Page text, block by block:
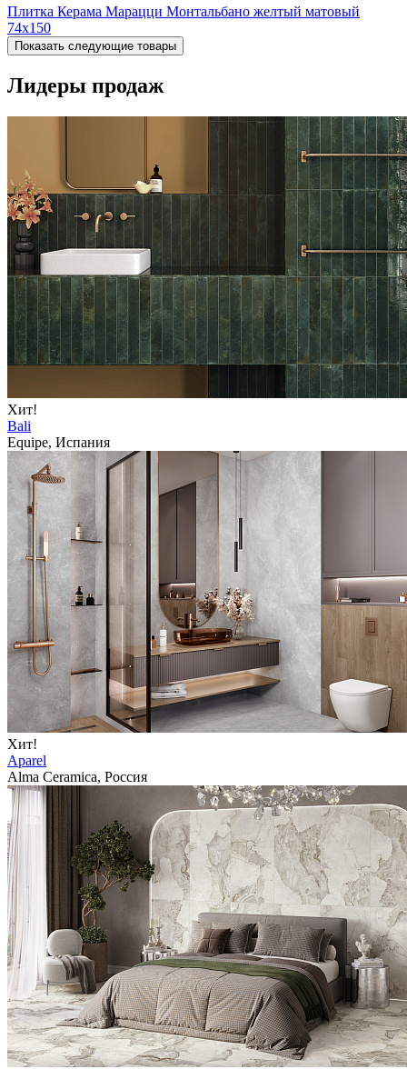
Плитка Керама Марацци Монтальбано желтый матовый
74x150
Показать следующие товары
Лидеры продаж
Хит!
Bali
Equipe, Испания
Хит!
Aparel
Alma Ceramica, Россия